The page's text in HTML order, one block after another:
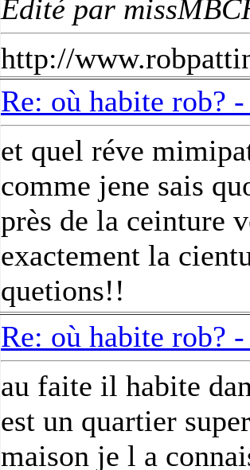
Edité par
http://
Re: où habite rob?
et quel réve
comme jene sais
près de la ceinture
exactement la
quetions!!
Re: où habite rob?
au faite il habite
est un quartier
maison je l a